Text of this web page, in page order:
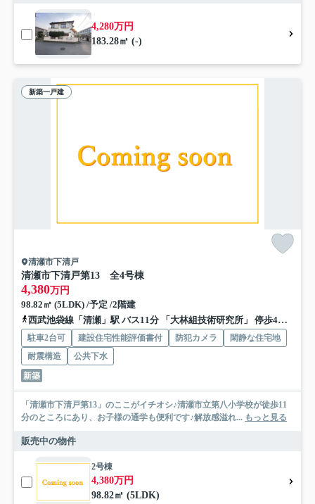
4,280万円
183.28㎡ (-)
新築一戸建
清瀬市下清戸
清瀬市下清戸第13 全4号棟
4,380万円
98.82㎡ (5LDK) /予定 /2階建
西武池袋線「清瀬」駅 バス11分 「大林組技術研究所」 停歩4分
駐車2台可 建設住宅性能評価書付 防犯カメラ
閑静な住宅地
耐震構造
公共下水
新築
「清瀬市下清戸第13」のここがイチオシ♪清瀬市立第八小学校が徒歩11
分のところにあり、お子様の通学も便利です♪解放感溢れ... もっと見る
販売中の物件
2号棟
4,380万円
98.82㎡ (5LDK)